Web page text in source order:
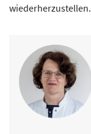
wiederherzustellen.